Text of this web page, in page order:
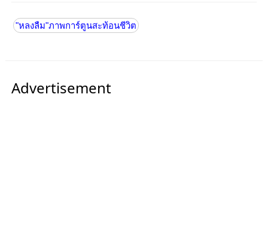
"หลงลืม"ภาพการ์ตูนสะท้อนชีวิต
Advertisement